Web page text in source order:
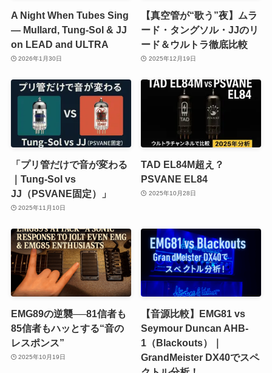
A Night When Tubes Sing
— Mullard, Tung-Sol & JJ
on LEAD and ULTRA
2026年1月30日
【真空管が“歌う”夜】ムラ
ード・タングソル・JJのリ
ード＆ウルトラ徹底比較
2025年12月19日
「プリ管だけで音が変わる
｜Tung-Sol vs
JJ（PSVANE固定）」
2025年11月10日
TAD EL84M超え？
PSVANE EL84
2025年10月28日
EMG89の逆襲──81信者も
85信者もハッとする“音の
レスポンス”
2025年10月19日
【音源比較】EMG81 vs
Seymour Duncan AHB-
1（Blackouts）｜
GrandMeister DX40でスペ